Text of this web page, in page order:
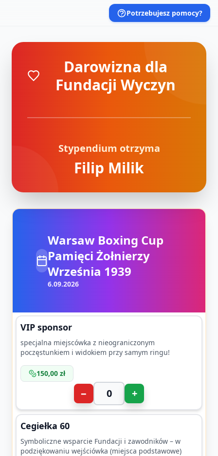
Potrzebujesz pomocy?
Darowizna dla
Fundacji Wyczyn
Stypendium otrzyma
Filip Milik
Warsaw Boxing Cup
Pamięci Żołnierzy
Września 1939
6.09.2026
VIP sponsor
specjalna miejscówka z nieograniczonym
poczęstunkiem i widokiem przy samym ringu!
150,00 zł
− +
Cegiełka 60
Symboliczne wsparcie Fundacji i zawodników – w
podziękowaniu wejściówka (miejsca podstawowe)